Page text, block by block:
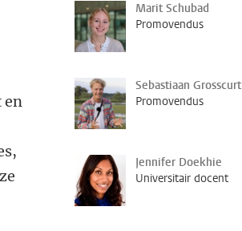
en
Marit Schubad
Promovendus
Sebastiaan Grosscurt
Promovendus
Jennifer Doekhie
Universitair docent